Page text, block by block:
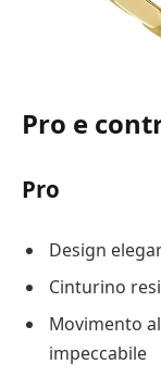
Pro e
Pro
Design
Cinturino
Movimento
impeccabile